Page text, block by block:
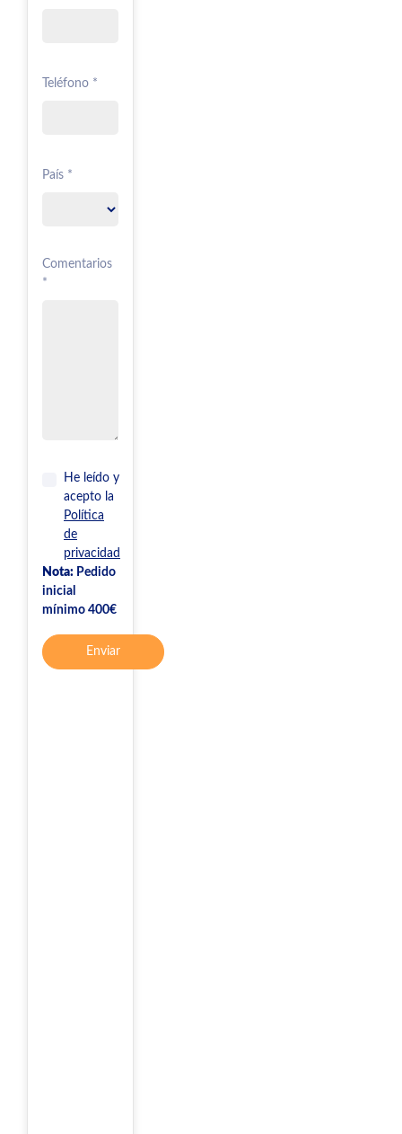
Teléfono *
País *
Comentarios
*
He leído y
acepto la
Política
de
privacidad
Nota: Pedido
inicial
mínimo 400€
Enviar